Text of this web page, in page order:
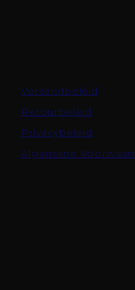
Verzendbeleid
Retourbeleid
Privacybeleid
Algemene